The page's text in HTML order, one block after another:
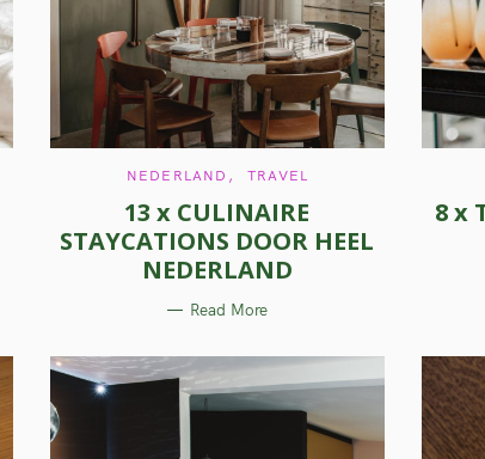
C
T
E
G
O
R
I
S
NEDERLAND TRAVEL
13 x CULINAIRE
STAYCATIONS DOOR HEEL
NEDERLAND
Read More
8 x